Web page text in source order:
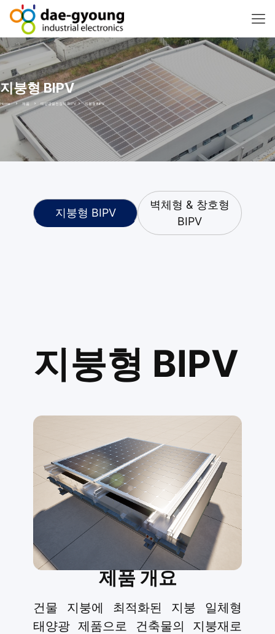
지붕형 BIPV
Home 제품 태양광발전장치 BIPV 지붕형 BIPV
지붕형 BIPV
벽체형 & 창호형
BIPV
지붕형 BIPV
제품 개요
건물 지붕에 최적화된 지붕 일체형
태양광 제품으로 건축물의 지붕재로